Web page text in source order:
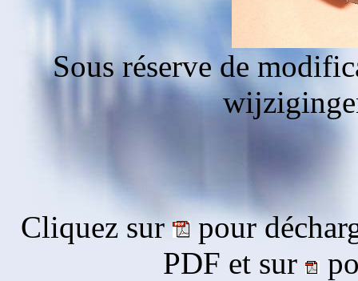
Sous réserve de
Cliquez sur pour
PDF et sur